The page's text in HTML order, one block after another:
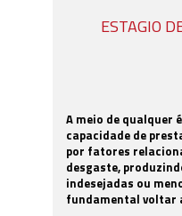
ESTAGIO
A meio de qualquer
capacidade de
por fatores
desgaste,
indesejadas ou
fundamental voltar a